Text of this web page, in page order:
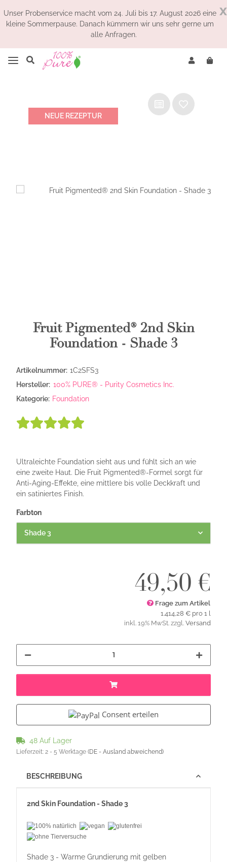
x
Unser Probenservice macht vom 24. Juli bis 17. August 2026 eine
kleine Sommerpause. Danach kümmern wir uns sehr gerne um
alle Anfragen.
NEUE REZEPTUR
Fruit Pigmented® 2nd Skin
Foundation - Shade 3
Artikelnummer: 1C2SFS3
Hersteller: 100% PURE® - Purity Cosmetics Inc.
Kategorie: Foundation
Ultraleichte Foundation sieht aus und fühlt sich an wie
eine zweite Haut. Die Fruit Pigmented®-Formel sorgt für
Anti-Aging-Effekte, eine mittlere bis volle Deckkraft und
ein satiniertes Finish.
Farbton
Shade 3
49,50 €
Frage zum Artikel
1.414,28 € pro 1 l
inkl. 19% MwSt. zzgl. Versand
Consent erteilen
48 Auf Lager
Lieferzeit: 2 - 5 Werktage (DE - Ausland abweichend)
BESCHREIBUNG
2nd Skin Foundation - Shade 3
Shade 3 - Warme Grundierung mit gelben